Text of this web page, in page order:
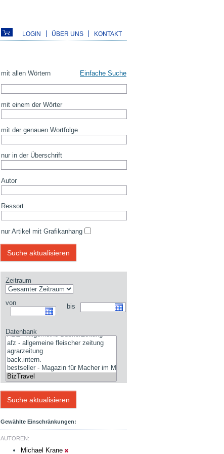
LOGIN ÜBER UNS KONTAKT
mit allen Wörtern Einfache Suche
mit einem der Wörter
mit der genauen Wortfolge
nur in der Überschrift
Autor
Ressort
nur Artikel mit Grafikanhang
Zeitraum
von bis
Datenbank
Gewählte Einschränkungen:
AUTOREN:
Michael Krane